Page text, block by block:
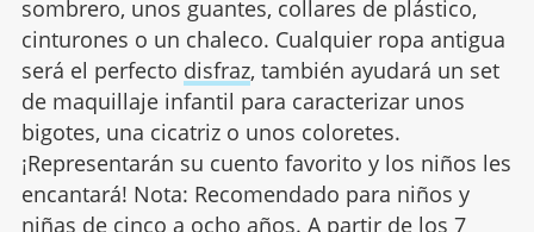
sombrero, unos guantes, collares de plástico,
cinturones o un chaleco. Cualquier ropa antigua
será el perfecto disfraz, también ayudará un set
de maquillaje infantil para caracterizar unos
bigotes, una cicatriz o unos coloretes.
¡Representarán su cuento favorito y los niños les
encantará! Nota: Recomendado para niños y
niñas de cinco a ocho años. A partir de los 7